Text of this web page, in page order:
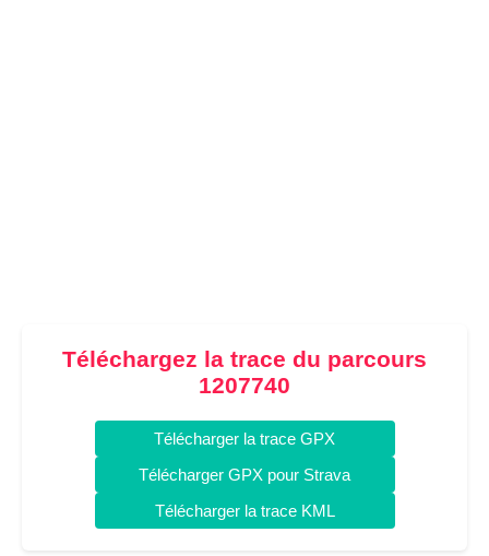
Téléchargez la trace du parcours
1207740
Télécharger la trace GPX
Télécharger GPX pour Strava
Télécharger la trace KML